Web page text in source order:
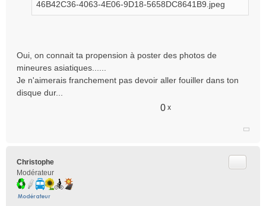
n
l
u
46B42C36-4063-4E06-9D18-5658DC8641B9.jpeg
Oui, on connait ta propension à poster des photos de
mineures asiatiques......
Je n'aimerais franchement pas devoir aller fouiller dans ton
disque dur...
0 x
Christophe
Modérateur